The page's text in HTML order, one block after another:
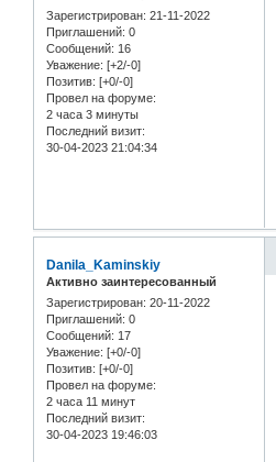
Зарегистрирован: 21-11-2022
Приглашений: 0
Сообщений: 16
Уважение: [+2/-0]
Позитив: [+0/-0]
Провел на форуме:
2 часа 3 минуты
Последний визит:
30-04-2023 21:04:34
Danila_Kaminskiy
Активно заинтересованный
Зарегистрирован: 20-11-2022
Приглашений: 0
Сообщений: 17
Уважение: [+0/-0]
Позитив: [+0/-0]
Провел на форуме:
2 часа 11 минут
Последний визит:
30-04-2023 19:46:03